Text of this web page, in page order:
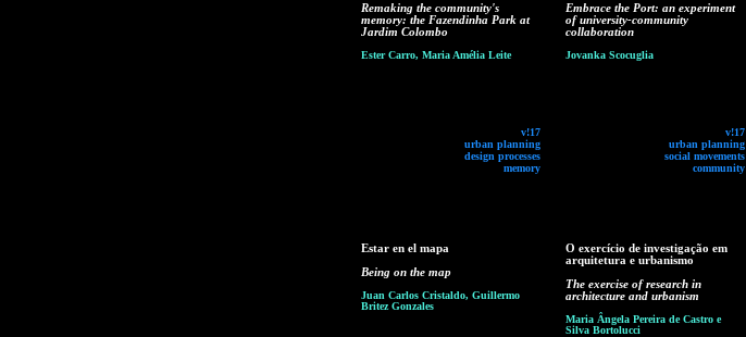
Remaking the community's
memory: the Fazendinha Park at
Jardim Colombo
Ester Carro, Maria Amélia Leite
v!17
urban planning
design processes
memory
Embrace the Port: an experiment
of university-community
collaboration
Jovanka Scocuglia
v!17
urban planning
social movements
community
Estar en el mapa
Being on the map
Juan Carlos Cristaldo, Guillermo
Britez Gonzales
O exercício de investigação em
arquitetura e urbanismo
The exercise of research in
architecture and urbanism
Maria Ângela Pereira de Castro e
Silva Bortolucci